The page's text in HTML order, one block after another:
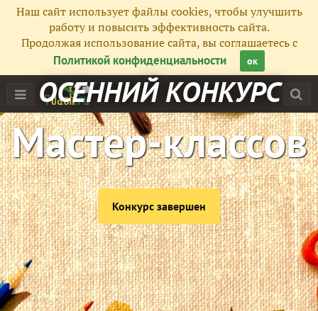
ОСЕННИЙ КОНКУРС
Мастер-классов
Конкурс завершен
Наш сайт использует файлы cookies, чтобы улучшить
работу и повысить эффективность сайта.
Продолжая использование сайта, вы соглашаетесь с
Политикой конфиденциальности
ок